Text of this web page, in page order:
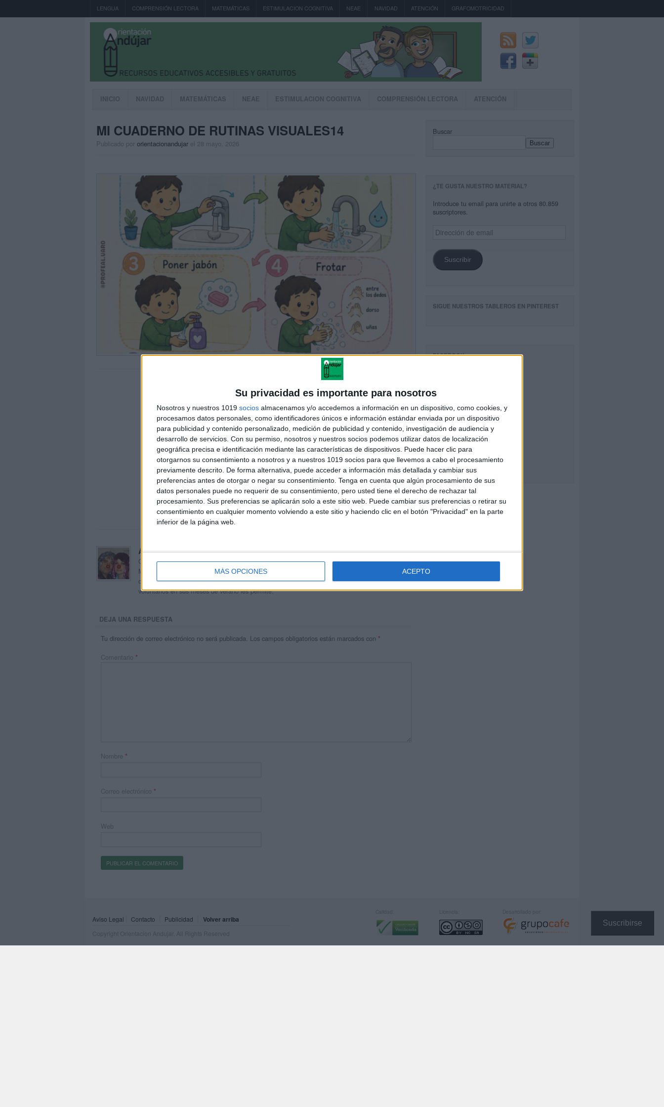
Su privacidad es importante para nosotros
Nosotros y nuestros 1019 socios almacenamos y/o accedemos a información en un dispositivo, como cookies, y
procesamos datos personales, como identificadores únicos e información estándar enviada por un dispositivo
para publicidad y contenido personalizado, medición de publicidad y contenido, investigación de audiencia y
desarrollo de servicios. Con su permiso, nosotros y nuestros socios podemos utilizar datos de localización
geográfica precisa e identificación mediante las características de dispositivos. Puede hacer clic para
otorgarnos su consentimiento a nosotros y a nuestros 1019 socios para que llevemos a cabo el procesamiento
previamente descrito. De forma alternativa, puede acceder a información más detallada y cambiar sus
preferencias antes de otorgar o negar su consentimiento. Tenga en cuenta que algún procesamiento de sus
datos personales puede no requerir de su consentimiento, pero usted tiene el derecho de rechazar tal
procesamiento. Sus preferencias se aplicarán solo a este sitio web. Puede cambiar sus preferencias o retirar su
consentimiento en cualquier momento volviendo a este sitio y haciendo clic en el botón "Privacidad" en la parte
inferior de la página web.
MÁS OPCIONES ACEPTO
Suscribirse
LENGUA COMPRENSIÓN LECTORA MATEMÁTICAS ESTIMULACION COGNITIVA NEAE NAVIDAD ATENCIÓN GRAFOMOTRICIDAD
INICIO NAVIDAD MATEMÁTICAS NEAE ESTIMULACION COGNITIVA COMPRENSIÓN LECTORA ATENCIÓN
MI CUADERNO DE RUTINAS VISUALES14
Publicado por orientacionandujar el 28 mayo, 2026
Acerca de orientacionandujar
Orientación Andújar no es solo un blog, es la apuesta personal de dos profesores Ginés y
Maribel, que además de ser pareja, son los encargados de los contenidos que encontramos
dentro del blog y en el cual, vuelcan la mayor parte del tiempo, que sus tareas como docentes, y
voluntarios en sus meses de verano les permite.
DEJA UNA RESPUESTA
Tu dirección de correo electrónico no será publicada. Los campos obligatorios están marcados con *
Comentario *
Nombre *
Correo electrónico *
Web
Buscar
Buscar
¿TE GUSTA NUESTRO MATERIAL?
Introduce tu email para unirte a otros 80.859
suscriptores.
Dirección
de
Suscribir
SIGUE NUESTROS TABLEROS EN PINTEREST
FACEBOOK
Aviso Legal Contacto Publicidad Volver arriba